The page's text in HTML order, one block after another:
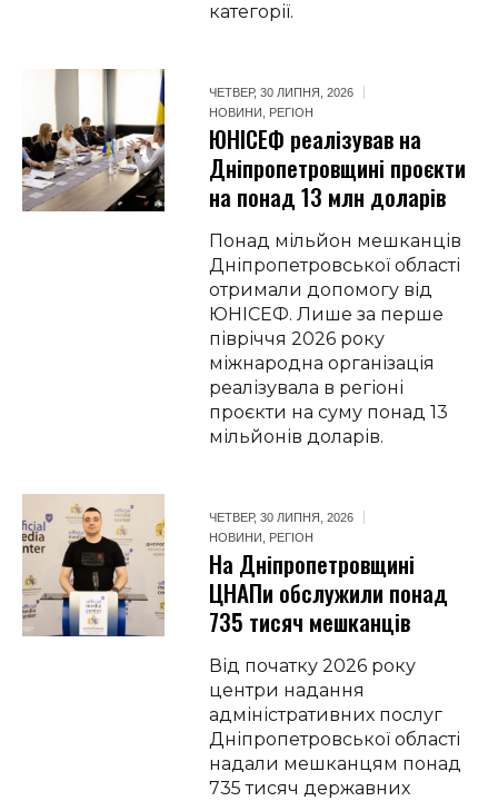
категорії.
ЧЕТВЕР, 30 ЛИПНЯ, 2026
НОВИНИ
РЕГІОН
ЮНІСЕФ реалізував на
Дніпропетровщині проєкти
на понад 13 млн доларів
Понад мільйон мешканців
Дніпропетровської області
отримали допомогу від
ЮНІСЕФ. Лише за перше
півріччя 2026 року
міжнародна організація
реалізувала в регіоні
проєкти на суму понад 13
мільйонів доларів.
ЧЕТВЕР, 30 ЛИПНЯ, 2026
НОВИНИ
РЕГІОН
На Дніпропетровщині
ЦНАПи обслужили понад
735 тисяч мешканців
Від початку 2026 року
центри надання
адміністративних послуг
Дніпропетровської області
надали мешканцям понад
735 тисяч державних